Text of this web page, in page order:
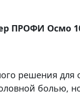
ПРОФИ Осмо
решения для
болью,